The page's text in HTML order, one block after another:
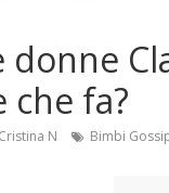
donne
che fa?
Cristina N Bimbi